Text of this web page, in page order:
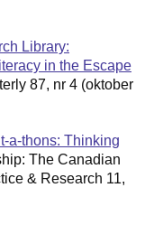
Library:
in the Escape
87, nr 4 (oktober
a-thons: Thinking
The Canadian
& Research 11,